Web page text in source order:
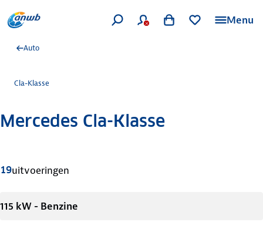
Menu
Auto
Cla-Klasse
Mercedes Cla-Klasse
19uitvoeringen
115 kW - Benzine